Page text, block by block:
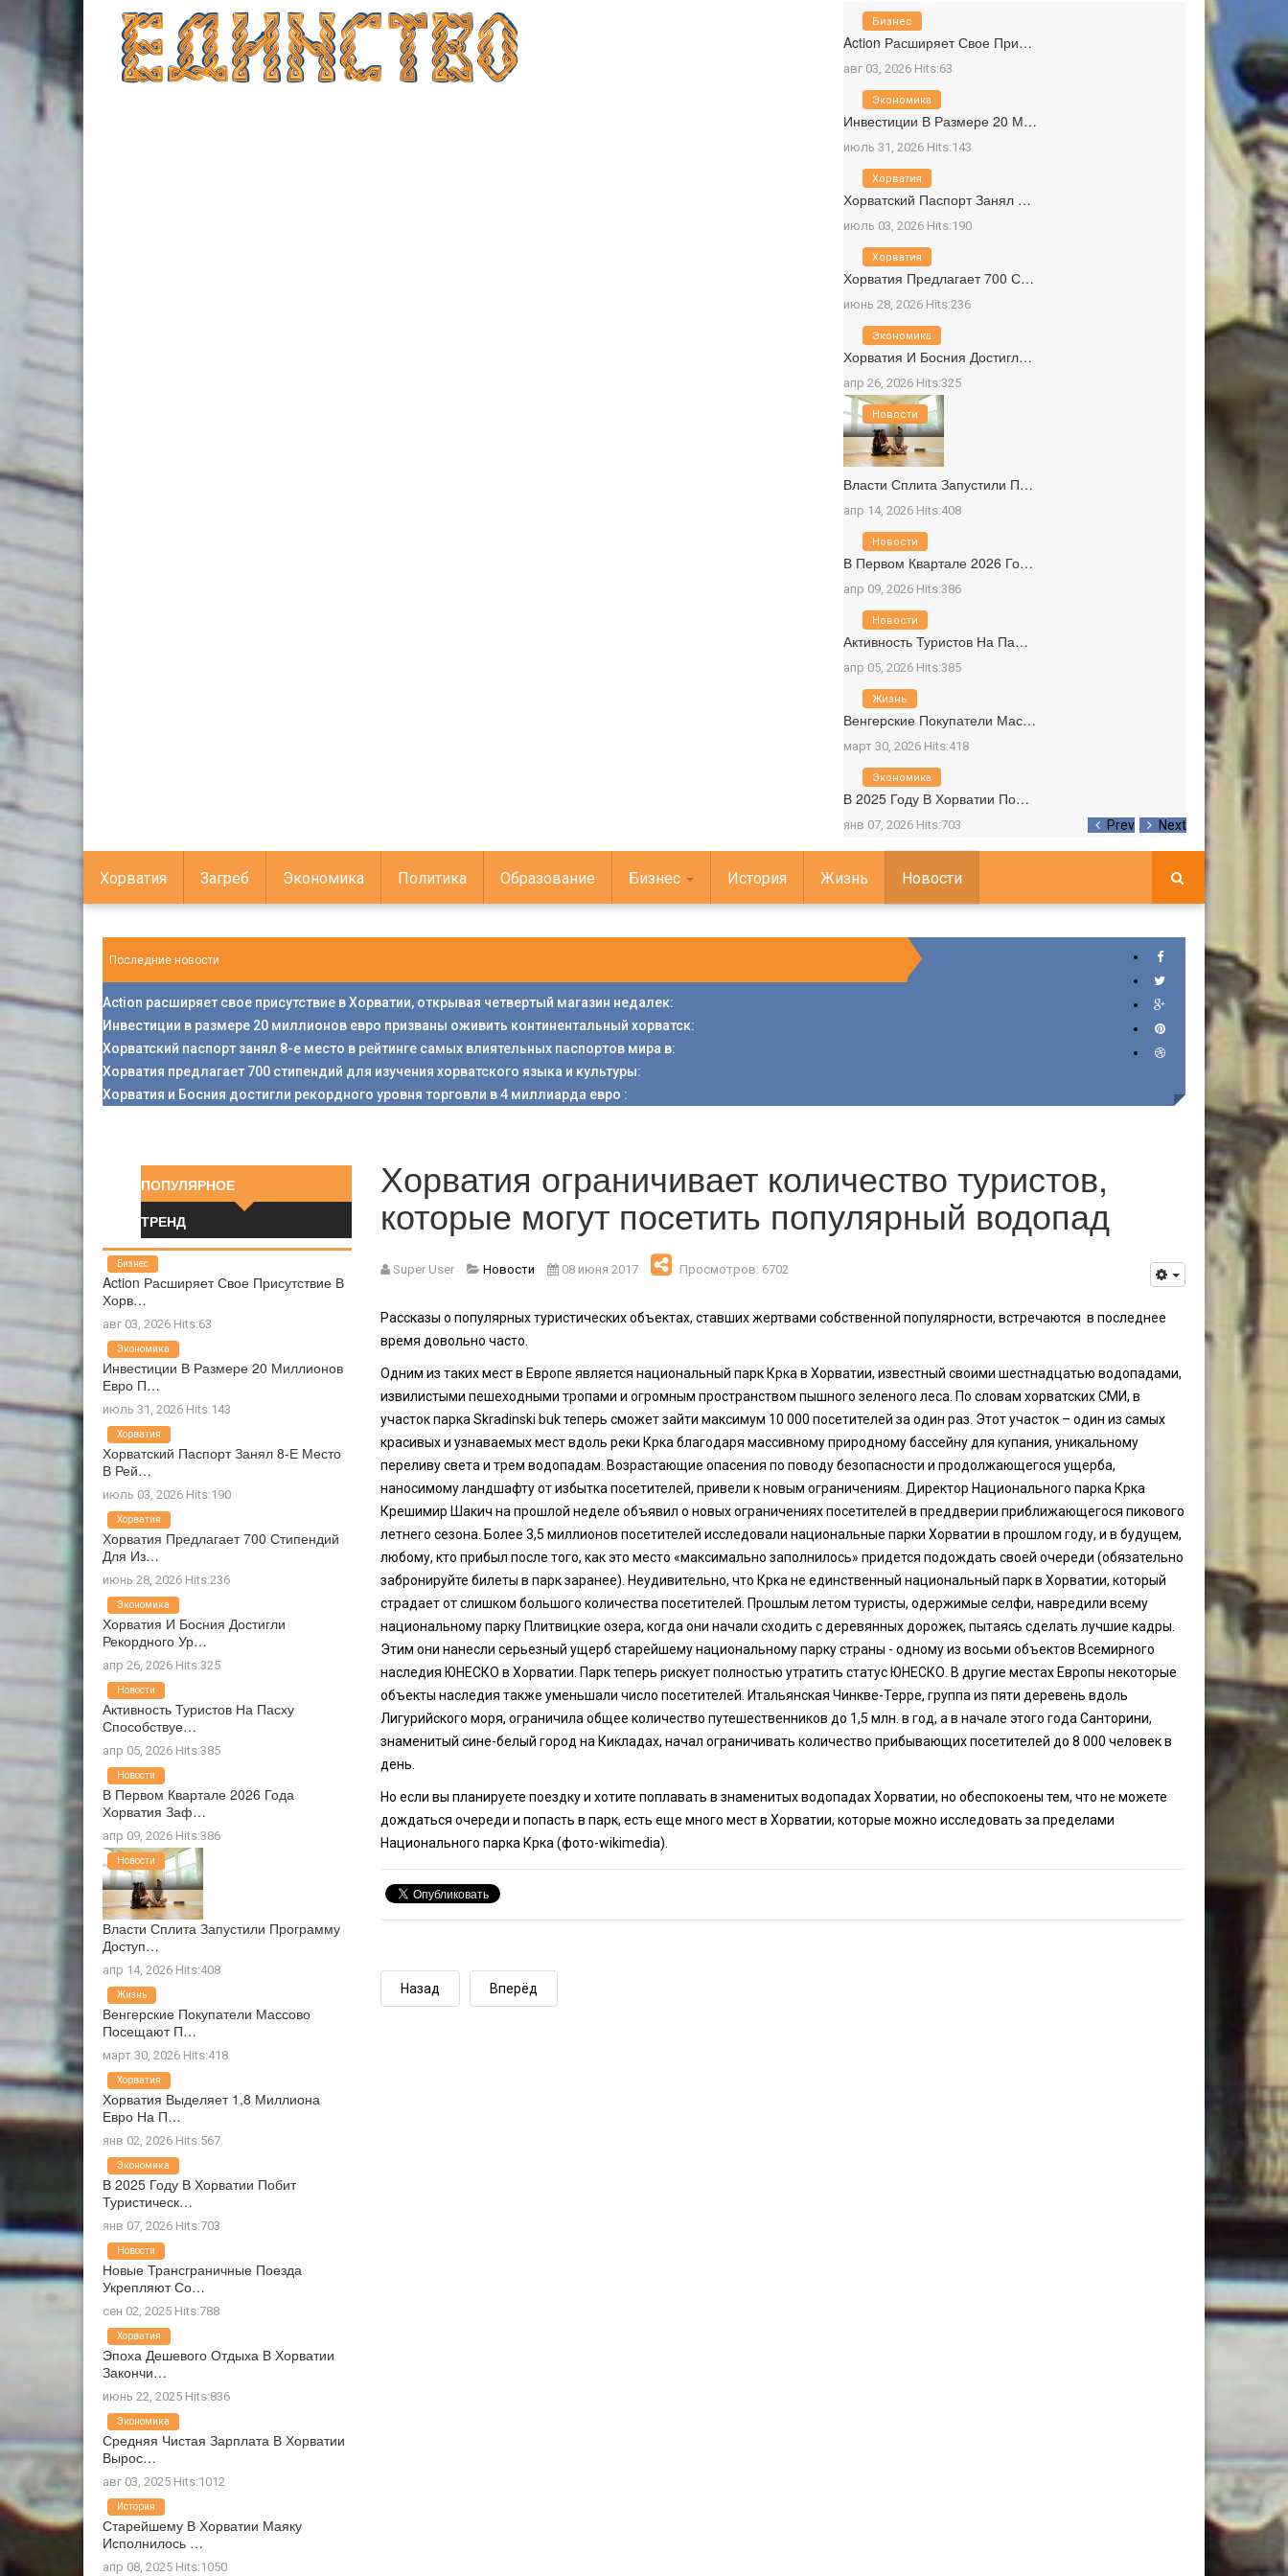
Prev Next
Action Расширяет Свое При…
авг 03, 2026 Hits:63
Бизнес
Инвестиции В Размере 20 М…
июль 31, 2026 Hits:143
Экономика
Хорватский Паспорт Занял …
июль 03, 2026 Hits:190
Хорватия
Хорватия Предлагает 700 С…
июнь 28, 2026 Hits:236
Хорватия
Хорватия И Босния Достигл…
апр 26, 2026 Hits:325
Экономика
Власти Сплита Запустили П…
апр 14, 2026 Hits:408
Новости
В Первом Квартале 2026 Го…
апр 09, 2026 Hits:386
Новости
Активность Туристов На Па…
апр 05, 2026 Hits:385
Новости
Венгерские Покупатели Мас…
март 30, 2026 Hits:418
Жизнь
В 2025 Году В Хорватии По…
янв 07, 2026 Hits:703
Экономика
Хорватия Загреб Экономика Политика Образование Бизнес История Жизнь Новости
Последние новости
Action расширяет свое присутствие в Хорватии, открывая четвертый магазин недалек:
Инвестиции в размере 20 миллионов евро призваны оживить континентальный хорватск:
Хорватский паспорт занял 8-е место в рейтинге самых влиятельных паспортов мира в:
Хорватия предлагает 700 стипендий для изучения хорватского языка и культуры:
Хорватия и Босния достигли рекордного уровня торговли в 4 миллиарда евро :
Хорватия ограничивает количество туристов,
которые могут посетить популярный водопад
Super User Новости 08 июня 2017 Просмотров: 6702
Рассказы о популярных туристических объектах, ставших жертвами собственной популярности, встречаются в последнее
время довольно часто.
Одним из таких мест в Европе является национальный парк Крка в Хорватии, известный своими шестнадцатью водопадами,
извилистыми пешеходными тропами и огромным пространством пышного зеленого леса. По словам хорватских СМИ, в
участок парка Skradinski buk теперь сможет зайти максимум 10 000 посетителей за один раз. Этот участок – один из самых
красивых и узнаваемых мест вдоль реки Крка благодаря массивному природному бассейну для купания, уникальному
переливу света и трем водопадам. Возрастающие опасения по поводу безопасности и продолжающегося ущерба,
наносимому ландшафту от избытка посетителей, привели к новым ограничениям. Директор Национального парка Крка
Крешимир Шакич на прошлой неделе объявил о новых ограничениях посетителей в преддверии приближающегося пикового
летнего сезона. Более 3,5 миллионов посетителей исследовали национальные парки Хорватии в прошлом году, и в будущем,
любому, кто прибыл после того, как это место «максимально заполнилось» придется подождать своей очереди (обязательно
забронируйте билеты в парк заранее). Неудивительно, что Крка не единственный национальный парк в Хорватии, который
страдает от слишком большого количества посетителей. Прошлым летом туристы, одержимые селфи, навредили всему
национальному парку Плитвицкие озера, когда они начали сходить с деревянных дорожек, пытаясь сделать лучшие кадры.
Этим они нанесли серьезный ущерб старейшему национальному парку страны - одному из восьми объектов Всемирного
наследия ЮНЕСКО в Хорватии. Парк теперь рискует полностью утратить статус ЮНЕСКО. В другие местах Европы некоторые
объекты наследия также уменьшали число посетителей. Итальянская Чинкве-Терре, группа из пяти деревень вдоль
Лигурийского моря, ограничила общее количество путешественников до 1,5 млн. в год, а в начале этого года Санторини,
знаменитый сине-белый город на Кикладах, начал ограничивать количество прибывающих посетителей до 8 000 человек в
день.
Но если вы планируете поездку и хотите поплавать в знаменитых водопадах Хорватии, но обеспокоены тем, что не можете
дождаться очереди и попасть в парк, есть еще много мест в Хорватии, которые можно исследовать за пределами
Национального парка Крка (фото-wikimedia).
Назад Вперёд
ПОПУЛЯРНОЕ
ТРЕНД
Action Расширяет Свое Присутствие В
Хорв…
авг 03, 2026 Hits:63
Бизнес
Инвестиции В Размере 20 Миллионов
Евро П…
июль 31, 2026 Hits:143
Экономика
Хорватский Паспорт Занял 8-Е Место
В Рей…
июль 03, 2026 Hits:190
Хорватия
Хорватия Предлагает 700 Стипендий
Для Из…
июнь 28, 2026 Hits:236
Хорватия
Хорватия И Босния Достигли
Рекордного Ур…
апр 26, 2026 Hits:325
Экономика
Активность Туристов На Пасху
Способствуе…
апр 05, 2026 Hits:385
Новости
В Первом Квартале 2026 Года
Хорватия Заф…
апр 09, 2026 Hits:386
Новости
Власти Сплита Запустили Программу
Доступ…
апр 14, 2026 Hits:408
Новости
Венгерские Покупатели Массово
Посещают П…
март 30, 2026 Hits:418
Жизнь
Хорватия Выделяет 1,8 Миллиона
Евро На П…
янв 02, 2026 Hits:567
Хорватия
В 2025 Году В Хорватии Побит
Туристическ…
янв 07, 2026 Hits:703
Экономика
Новые Трансграничные Поезда
Укрепляют Со…
сен 02, 2025 Hits:788
Новости
Эпоха Дешевого Отдыха В Хорватии
Закончи…
июнь 22, 2025 Hits:836
Хорватия
Средняя Чистая Зарплата В Хорватии
Вырос…
авг 03, 2025 Hits:1012
Экономика
Старейшему В Хорватии Маяку
Исполнилось …
апр 08, 2025 Hits:1050
История